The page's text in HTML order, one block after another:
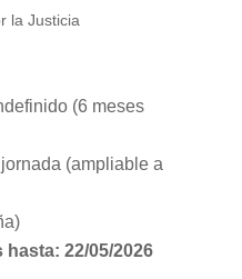
la Justicia
(6 meses
(ampliable a
22/05/2026